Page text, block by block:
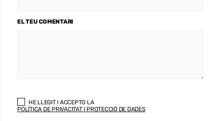
EL TEU COMENTARI
HE LLEGIT I ACCEPTO LA
POLÍTICA DE PRIVACITAT I PROTECCIÓ DE DADES